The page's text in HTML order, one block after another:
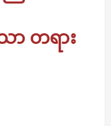
ာ တရား